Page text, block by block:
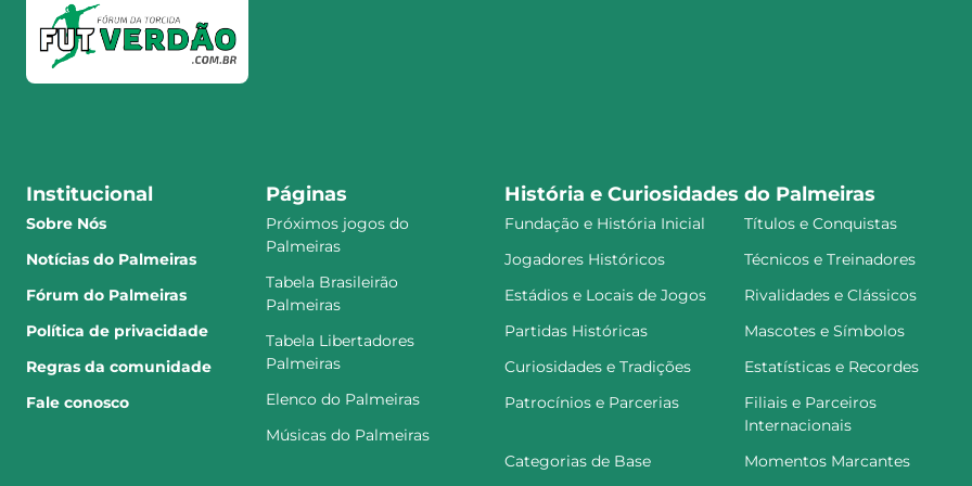
Institucional
Sobre Nós
Notícias do Palmeiras
Fórum do Palmeiras
Política de privacidade
Regras da comunidade
Fale conosco
Páginas
Próximos jogos do
Palmeiras
Tabela Brasileirão
Palmeiras
Tabela Libertadores
Palmeiras
Elenco do Palmeiras
Músicas do Palmeiras
História e Curiosidades do Palmeiras
Fundação e História Inicial
Títulos e Conquistas
Jogadores Históricos
Técnicos e Treinadores
Estádios e Locais de Jogos
Rivalidades e Clássicos
Partidas Históricas
Mascotes e Símbolos
Curiosidades e Tradições
Estatísticas e Recordes
Patrocínios e Parcerias
Filiais e Parceiros
Internacionais
Categorias de Base
Momentos Marcantes